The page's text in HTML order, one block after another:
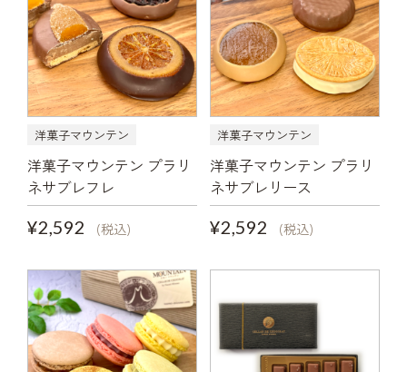
洋菓子マウンテン
洋菓子マウンテン プラリ
ネサブレフレ
¥2,592
(税込)
洋菓子マウンテン
洋菓子マウンテン プラリ
ネサブレリース
¥2,592
(税込)